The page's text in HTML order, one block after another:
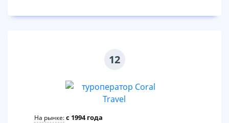
12
На рынке:c 1994 года